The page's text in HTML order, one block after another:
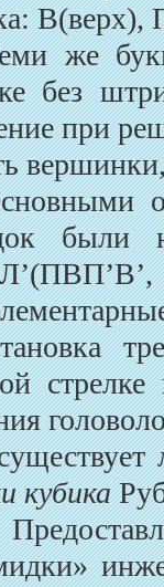
В(верх),
же
без
при
были
кубика